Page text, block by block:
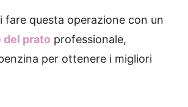
fare questa operazione con un
prato professionale,
per ottenere i migliori